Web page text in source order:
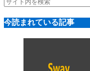
今読まれている記事